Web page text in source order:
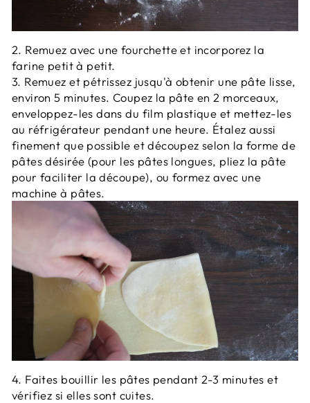
2. Remuez avec une fourchette et incorporez la
farine petit à petit.
3. Remuez et pétrissez jusqu'à obtenir une pâte lisse,
environ 5 minutes. Coupez la pâte en 2 morceaux,
enveloppez-les dans du film plastique et mettez-les
au réfrigérateur pendant une heure. Étalez aussi
finement que possible et découpez selon la forme de
pâtes désirée (pour les pâtes longues, pliez la pâte
pour faciliter la découpe), ou formez avec une
machine à pâtes.
4. Faites bouillir les pâtes pendant 2-3 minutes et
vérifiez si elles sont cuites.